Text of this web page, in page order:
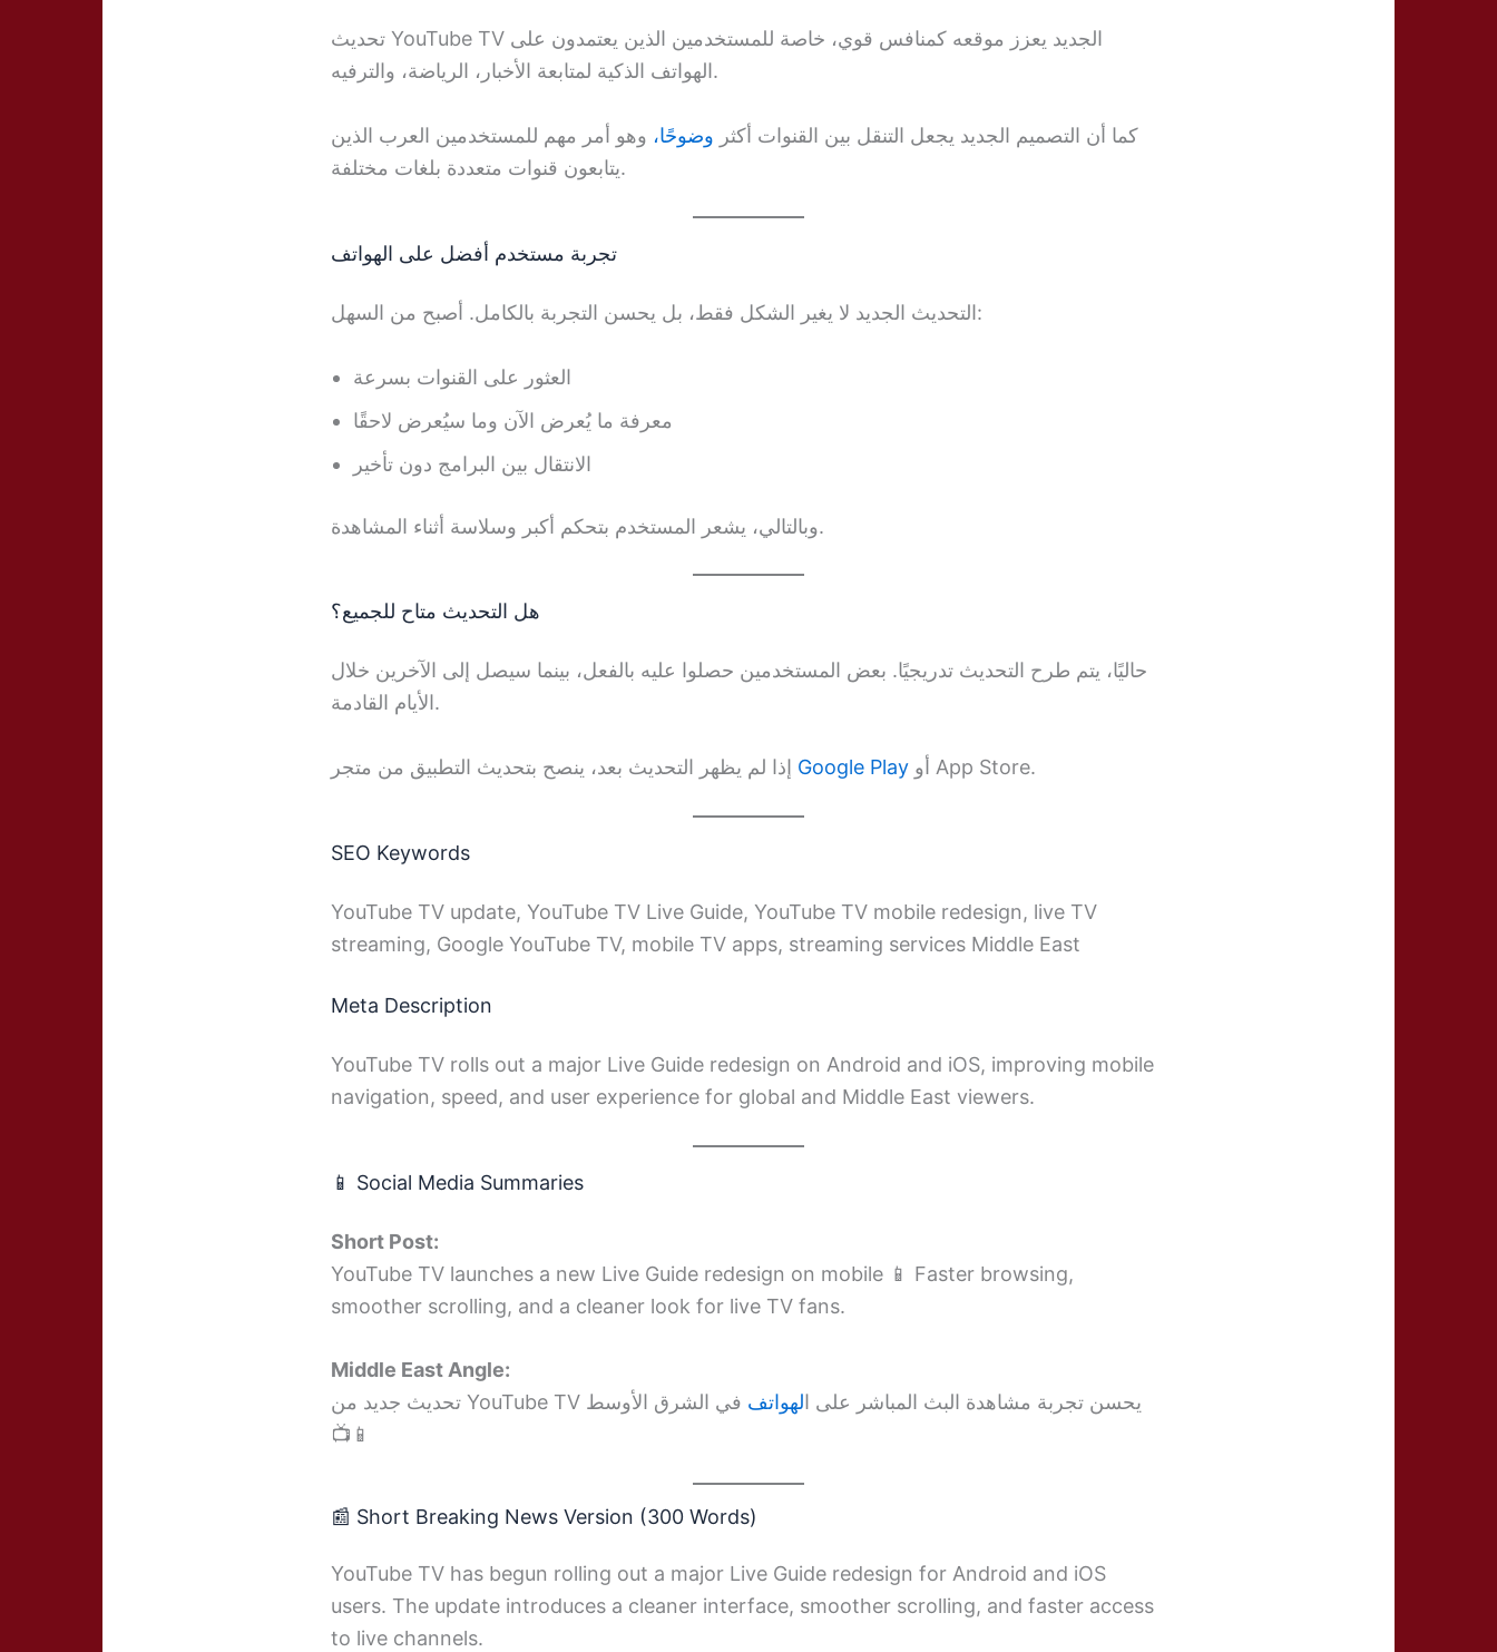
تحديث YouTube TV الجديد يعزز موقعه كمنافس قوي، خاصة للمستخدمين الذين يعتمدون على
الهواتف الذكية لمتابعة الأخبار، الرياضة، والترفيه.
كما أن التصميم الجديد يجعل التنقل بين القنوات أكثر وضوحًا، وهو أمر مهم للمستخدمين العرب الذين
يتابعون قنوات متعددة بلغات مختلفة.
تجربة مستخدم أفضل على الهواتف
التحديث الجديد لا يغير الشكل فقط، بل يحسن التجربة بالكامل. أصبح من السهل:
العثور على القنوات بسرعة
معرفة ما يُعرض الآن وما سيُعرض لاحقًا
الانتقال بين البرامج دون تأخير
وبالتالي، يشعر المستخدم بتحكم أكبر وسلاسة أثناء المشاهدة.
هل التحديث متاح للجميع؟
حاليًا، يتم طرح التحديث تدريجيًا. بعض المستخدمين حصلوا عليه بالفعل، بينما سيصل إلى الآخرين خلال
الأيام القادمة.
Google Play أو App Store.
SEO Keywords
YouTube TV update, YouTube TV Live Guide, YouTube TV mobile redesign, live TV
streaming, Google YouTube TV, mobile TV apps, streaming services Middle East
Meta Description
YouTube TV rolls out a major Live Guide redesign on Android and iOS, improving mobile
navigation, speed, and user experience for global and Middle East viewers.
📱 Social Media Summaries
Short Post:
YouTube TV launches a new Live Guide redesign on mobile 📱 Faster browsing,
smoother scrolling, and a cleaner look for live TV fans.
Middle East Angle:
تحديث جديد من YouTube TV يحسن تجربة مشاهدة البث المباشر على الهواتف في الشرق الأوسط
📺📱
📰 Short Breaking News Version (300 Words)
YouTube TV has begun rolling out a major Live Guide redesign for Android and iOS
users. The update introduces a cleaner interface, smoother scrolling, and faster access
to live channels.